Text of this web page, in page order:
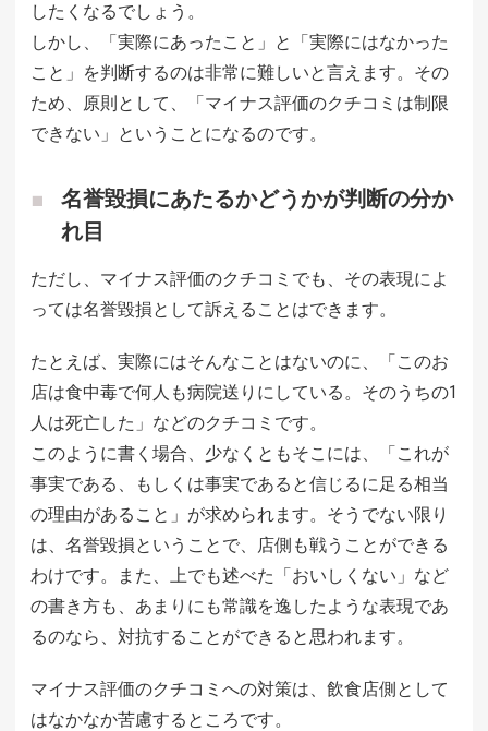
したくなるでしょう。
しかし、「実際にあったこと」と「実際にはなかった
こと」を判断するのは非常に難しいと言えます。その
ため、原則として、「マイナス評価のクチコミは制限
できない」ということになるのです。
名誉毀損にあたるかどうかが判断の分か
れ目
ただし、マイナス評価のクチコミでも、その表現によ
っては名誉毀損として訴えることはできます。
たとえば、実際にはそんなことはないのに、「このお
店は食中毒で何人も病院送りにしている。そのうちの1
人は死亡した」などのクチコミです。
このように書く場合、少なくともそこには、「これが
事実である、もしくは事実であると信じるに足る相当
の理由があること」が求められます。そうでない限り
は、名誉毀損ということで、店側も戦うことができる
わけです。また、上でも述べた「おいしくない」など
の書き方も、あまりにも常識を逸したような表現であ
るのなら、対抗することができると思われます。
マイナス評価のクチコミへの対策は、飲食店側として
はなかなか苦慮するところです。